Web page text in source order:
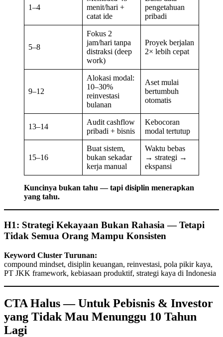
1–4
menit/hari +
catat ide
pengetahuan
pribadi
5–8
Fokus 2
jam/hari tanpa
distraksi (deep
work)
Proyek berjalan
2× lebih cepat
9–12
Alokasi modal:
10–30%
reinvestasi
bulanan
Aset mulai
bertumbuh
otomatis
13–14
Audit cashflow
pribadi + bisnis
Kebocoran
modal tertutup
15–16
Buat sistem,
bukan sekadar
kerja manual
Waktu bebas
→ strategi →
ekspansi
Kuncinya bukan tahu — tapi disiplin menerapkan
yang tahu.
H1: Strategi Kekayaan Bukan Rahasia — Tetapi
Tidak Semua Orang Mampu Konsisten
Keyword Cluster Turunan:
compound mindset, disiplin keuangan, reinvestasi, pola pikir kaya,
PT JKK framework, kebiasaan produktif, strategi kaya di Indonesia
CTA Halus — Untuk Pebisnis & Investor
yang Tidak Mau Menunggu 10 Tahun
Lagi